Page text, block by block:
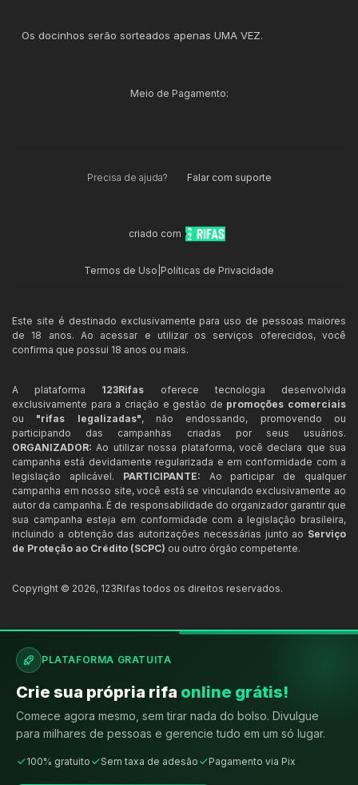
Os docinhos serão sorteados apenas UMA VEZ.
Meio de Pagamento:
Precisa de ajuda? Falar com suporte
criado com
Termos de Uso Políticas de Privacidade
Este site é destinado exclusivamente para uso de pessoas maiores
de 18 anos. Ao acessar e utilizar os serviços oferecidos, você
confirma que possui 18 anos ou mais.
A plataforma 123Rifas oferece tecnologia desenvolvida
exclusivamente para a criação e gestão de promoções comerciais
ou "rifas legalizadas", não endossando, promovendo ou
participando das campanhas criadas por seus usuários.
ORGANIZADOR: Ao utilizar nossa plataforma, você declara que sua
campanha está devidamente regularizada e em conformidade com a
legislação aplicável. PARTICIPANTE: Ao participar de qualquer
campanha em nosso site, você está se vinculando exclusivamente ao
autor da campanha. É de responsabilidade do organizador garantir que
sua campanha esteja em conformidade com a legislação brasileira,
incluindo a obtenção das autorizações necessárias junto ao Serviço
de Proteção ao Crédito (SCPC) ou outro órgão competente.
Copyright © 2026, 123Rifas todos os direitos reservados.
PLATAFORMA GRATUITA
Crie sua própria rifa online grátis!
Comece agora mesmo, sem tirar nada do bolso. Divulgue
para milhares de pessoas e gerencie tudo em um só lugar.
100% gratuito Sem taxa de adesão Pagamento via Pix